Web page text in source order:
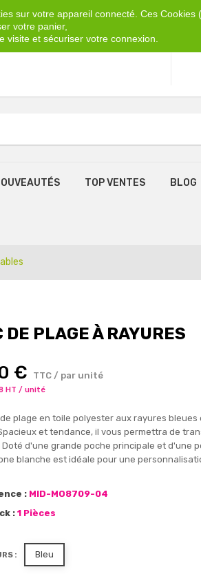
sur votre appareil connecté. Ces
votre panier,
et sécuriser votre connexion.
TOP VENTES BLOG
DE PLAGE À RAYURES
€ TTC / par unité
HT / unité
plage en toile polyester aux rayures
et tendance, il vous permettra de
Doté d'une grande poche principale et d'une
blanche est idéale pour une
: MID-MO8709-04
: 1 Pièces
: Bleu